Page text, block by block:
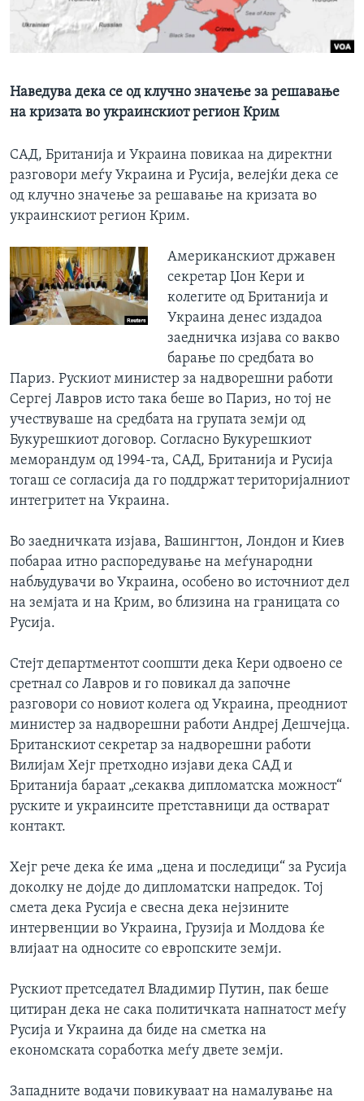
ИНТЕРВЈУА
Јазици
Наведува дека се од клучно значење за решавање
на кризата во украинскиот регион Крим
САД, Британија и Украина повикаа на директни
разговори меѓу Украина и Русија, велејќи дека се
од клучно значење за решавање на кризата во
украинскиот регион Крим.
Американскиот државен
секретар Џон Кери и
колегите од Британија и
Украина денес издадоа
заедничка изјава со вакво
барање по средбата во
Париз. Рускиот министер за надворешни работи
Сергеј Лавров исто така беше во Париз, но тој не
учествуваше на средбата на групата земји од
Букурешкиот договор. Согласно Букурешкиот
меморандум од 1994-та, САД, Британија и Русија
тогаш се согласија да го поддржат територијалниот
интегритет на Украина.
Во заедничката изјава, Вашингтон, Лондон и Киев
побараа итно распоредување на меѓународни
набљудувачи во Украина, особено во источниот дел
на земјата и на Крим, во близина на границата со
Русија.
Стејт департментот соопшти дека Кери одвоено се
сретнал со Лавров и го повикал да започне
разговори со новиот колега од Украина, преодниот
министер за надворешни работи Андреј Дешчејца.
Британскиот секретар за надворешни работи
Вилијам Хејг претходно изјави дека САД и
Британија бараат „секаква дипломатска можност“
руските и украинсите претставници да остварат
контакт.
Хејг рече дека ќе има „цена и последици“ за Русија
доколку не дојде до дипломатски напредок. Тој
смета дека Русија е свесна дека нејзините
интервенции во Украина, Грузија и Молдова ќе
влијаат на односите со европските земји.
Рускиот претседател Владимир Путин, пак беше
цитиран дека не сака политичката напнатост меѓу
Русија и Украина да биде на сметка на
економската соработка меѓу двете земји.
Западните водачи повикуваат на намалување на